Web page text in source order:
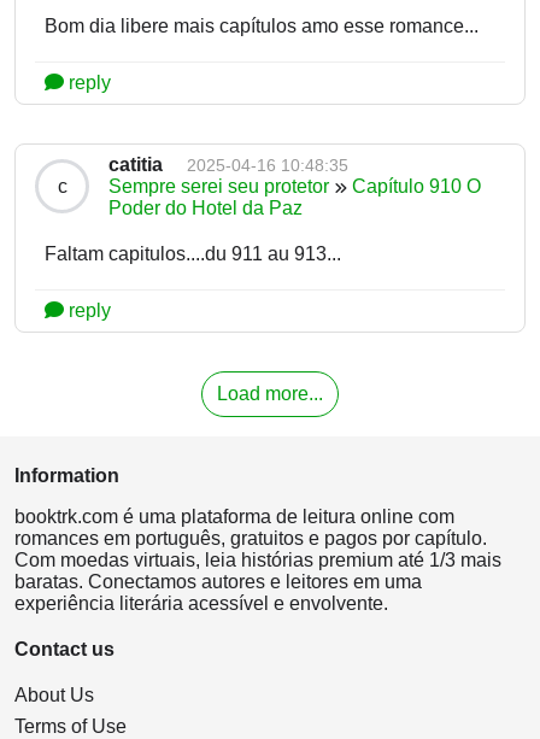
Bom dia libere mais capítulos amo esse romance...
reply
c
catitia 2025-04-16 10:48:35
Sempre serei seu protetor
Capítulo 910 O
Poder do Hotel da Paz
Faltam capitulos....du 911 au 913...
reply
Load more...
Information
booktrk.com é uma plataforma de leitura online com
romances em português, gratuitos e pagos por capítulo.
Com moedas virtuais, leia histórias premium até 1/3 mais
baratas. Conectamos autores e leitores em uma
experiência literária acessível e envolvente.
Contact us
About Us
Terms of Use